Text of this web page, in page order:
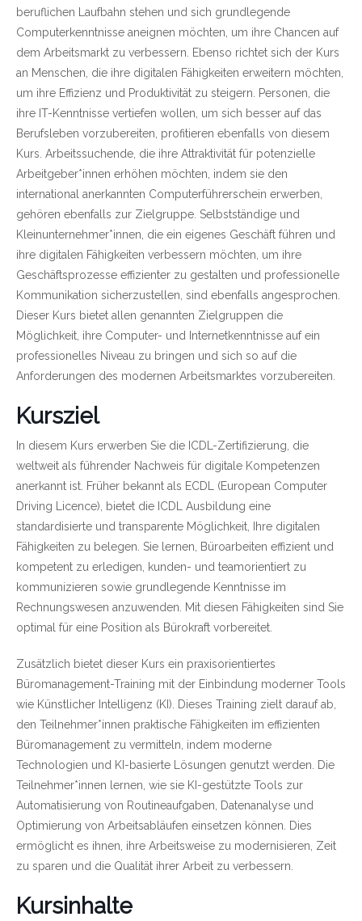
beruflichen Laufbahn stehen und sich grundlegende
Computerkenntnisse aneignen möchten, um ihre Chancen auf
dem Arbeitsmarkt zu verbessern. Ebenso richtet sich der Kurs
an Menschen, die ihre digitalen Fähigkeiten erweitern möchten,
um ihre Effizienz und Produktivität zu steigern. Personen, die
ihre IT-Kenntnisse vertiefen wollen, um sich besser auf das
Berufsleben vorzubereiten, profitieren ebenfalls von diesem
Kurs. Arbeitssuchende, die ihre Attraktivität für potenzielle
Arbeitgeber*innen erhöhen möchten, indem sie den
international anerkannten Computerführerschein erwerben,
gehören ebenfalls zur Zielgruppe. Selbstständige und
Kleinunternehmer*innen, die ein eigenes Geschäft führen und
ihre digitalen Fähigkeiten verbessern möchten, um ihre
Geschäftsprozesse effizienter zu gestalten und professionelle
Kommunikation sicherzustellen, sind ebenfalls angesprochen.
Dieser Kurs bietet allen genannten Zielgruppen die
Möglichkeit, ihre Computer- und Internetkenntnisse auf ein
professionelles Niveau zu bringen und sich so auf die
Anforderungen des modernen Arbeitsmarktes vorzubereiten.
Kursziel
In diesem Kurs erwerben Sie die ICDL-Zertifizierung, die
weltweit als führender Nachweis für digitale Kompetenzen
anerkannt ist. Früher bekannt als ECDL (European Computer
Driving Licence), bietet die ICDL Ausbildung eine
standardisierte und transparente Möglichkeit, Ihre digitalen
Fähigkeiten zu belegen. Sie lernen, Büroarbeiten effizient und
kompetent zu erledigen, kunden- und teamorientiert zu
kommunizieren sowie grundlegende Kenntnisse im
Rechnungswesen anzuwenden. Mit diesen Fähigkeiten sind Sie
optimal für eine Position als Bürokraft vorbereitet.
Zusätzlich bietet dieser Kurs ein praxisorientiertes
Büromanagement-Training mit der Einbindung moderner Tools
wie Künstlicher Intelligenz (KI). Dieses Training zielt darauf ab,
den Teilnehmer*innen praktische Fähigkeiten im effizienten
Büromanagement zu vermitteln, indem moderne
Technologien und KI-basierte Lösungen genutzt werden. Die
Teilnehmer*innen lernen, wie sie KI-gestützte Tools zur
Automatisierung von Routineaufgaben, Datenanalyse und
Optimierung von Arbeitsabläufen einsetzen können. Dies
ermöglicht es ihnen, ihre Arbeitsweise zu modernisieren, Zeit
zu sparen und die Qualität ihrer Arbeit zu verbessern.
Kursinhalte